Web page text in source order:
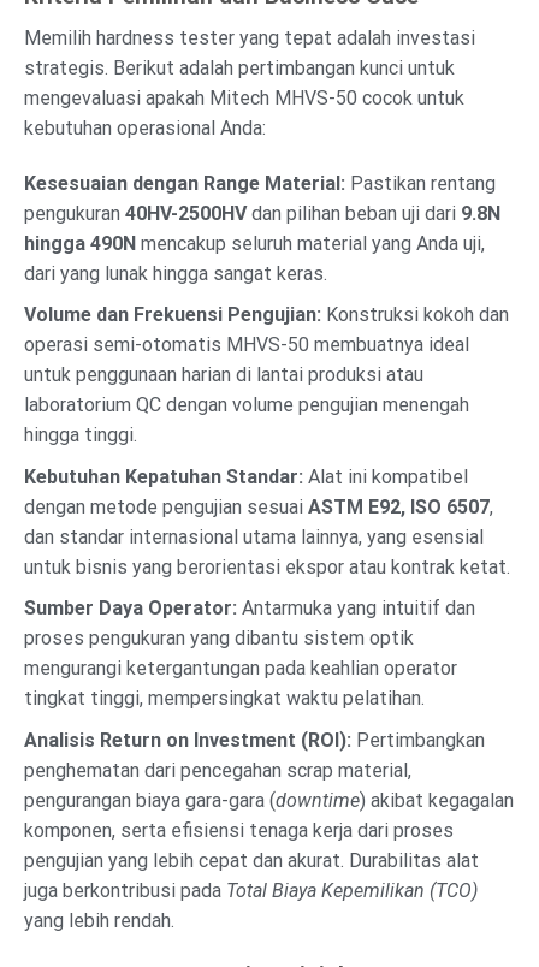
Memilih hardness tester yang tepat adalah investasi
strategis. Berikut adalah pertimbangan kunci untuk
mengevaluasi apakah Mitech MHVS-50 cocok untuk
kebutuhan operasional Anda:
Kesesuaian dengan Range Material: Pastikan rentang
pengukuran 40HV-2500HVdan pilihan beban uji dari 9.8N
hingga 490N mencakup seluruh material yang Anda uji,
dari yang lunak hingga sangat keras.
Volume dan Frekuensi Pengujian: Konstruksi kokoh dan
operasi semi-otomatis MHVS-50 membuatnya ideal
untuk penggunaan harian di lantai produksi atau
laboratorium QC dengan volume pengujian menengah
hingga tinggi.
Kebutuhan Kepatuhan Standar: Alat ini kompatibel
dengan metode pengujian sesuai ASTM E92, ISO 6507,
dan standar internasional utama lainnya, yang esensial
untuk bisnis yang berorientasi ekspor atau kontrak ketat.
Sumber Daya Operator: Antarmuka yang intuitif dan
proses pengukuran yang dibantu sistem optik
mengurangi ketergantungan pada keahlian operator
tingkat tinggi, mempersingkat waktu pelatihan.
Analisis Return on Investment (ROI): Pertimbangkan
penghematan dari pencegahan scrap material,
pengurangan biaya gara-gara (downtime) akibat kegagalan
komponen, serta efisiensi tenaga kerja dari proses
pengujian yang lebih cepat dan akurat. Durabilitas alat
juga berkontribusi pada Total Biaya Kepemilikan (TCO)
yang lebih rendah.